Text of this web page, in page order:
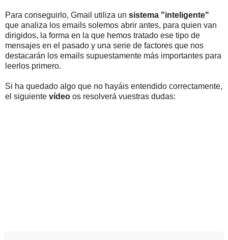
Para conseguirlo, Gmail utiliza un sistema "inteligente"
que analiza los emails solemos abrir antes, para quien van
dirigidos, la forma en la que hemos tratado ese tipo de
mensajes en el pasado y una serie de factores que nos
destacarán los emails supuestamente más importantes para
leerlos primero.
Si ha quedado algo que no hayáis entendido correctamente,
el siguiente vídeo os resolverá vuestras dudas: